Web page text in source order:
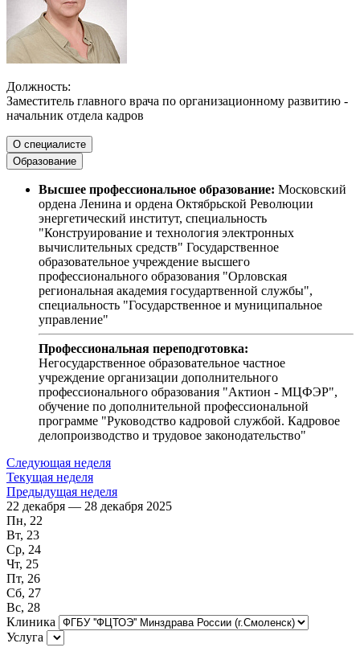
Должность:
Заместитель главного врача по организационному развитию -
начальник отдела кадров
О специалисте
Образование
Высшее профессиональное образование: Московский
ордена Ленина и ордена Октябрьской Революции
энергетический институт, специальность
"Конструирование и технология электронных
вычислительных средств" Государственное
образовательное учреждение высшего
профессионального образования "Орловская
региональная академия государтвенной службы",
специальность "Государственное и муниципальное
управление"
Профессиональная переподготовка:
Негосударственное образовательное частное
учреждение организации дополнительного
профессионального образования "Актион - МЦФЭР",
обучение по дополнительной профессиональной
программе "Руководство кадровой службой. Кадровое
делопроизводство и трудовое законодательство"
Следующая неделя
Текущая неделя
Предыдущая неделя
22 декабря — 28 декабря 2025
Пн, 22
Вт, 23
Ср, 24
Чт, 25
Пт, 26
Сб, 27
Вс, 28
Клиника
Услуга